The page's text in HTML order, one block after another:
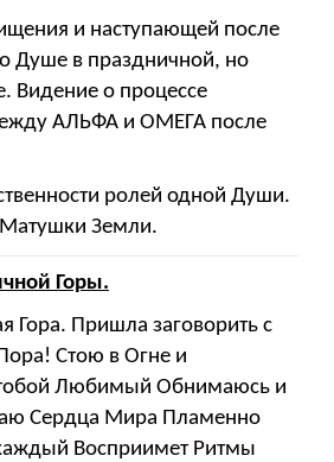
и наступающей после
Душе в праздничной, но
Видение о процессе
АЛЬФА и ОМЕГА после
ролей одной Души.
Земли.
Горы.
Гора. Пришла заговорить с
Стою в Огне и
Любимый Обнимаюсь и
Сердца Мира Пламенно
Восприимет Ритмы